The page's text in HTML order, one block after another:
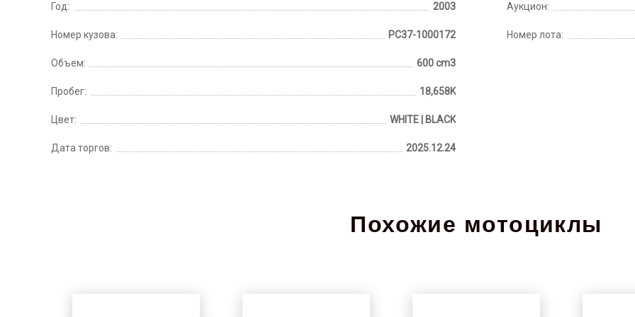
Год: 2003
Номер кузова: PC37-1000172
Объем: 600 cm3
Пробег: 18,658K
Цвет: WHITE | BLACK
Дата торгов: 2025.12.24
Аукцион:
Номер лота:
Похожие мотоциклы